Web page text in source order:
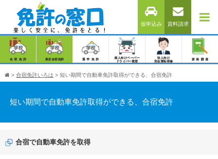
仮申込み 資料請求
合宿免許 東京合宿免許 通学免許
個人向けペーパー
ドライバー教習
法人向け
安全運転研修
資格講座
> 合宿免許いろは > 短い期間で自動車免許取得ができる、合宿免許
短い期間で自動車免許取得ができる、合宿免許
合宿で自動車免許を取得